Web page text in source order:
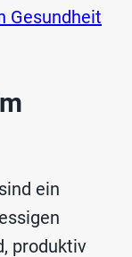
Gesundheit
sind ein
produktiv